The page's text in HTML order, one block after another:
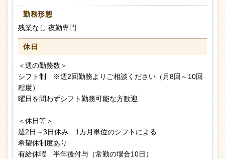
勤務形態
残業なし 夜勤専門
休日
＜週の勤務数＞
シフト制 ※週2回勤務よりご相談ください（月8回～10回
程度）
曜日を問わずシフト勤務可能な方歓迎
＜休日等＞
週2日～3日休み 1カ月単位のシフトによる
希望休制度あり
有給休暇 半年後付与（常勤の場合10日）